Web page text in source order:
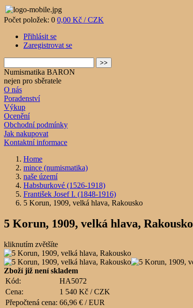
Počet položek: 0 0,00 Kč / CZK
Přihlásit se
Zaregistrovat se
Numismatika BARON
nejen pro sběratele
O nás
Poradenství
Výkup
Ocenění
Obchodní podmínky
Jak nakupovat
Kontaktní informace
Home
mince (numismatika)
naše území
Habsburkové (1526-1918)
František Josef I. (1848-1916)
5 Korun, 1909, velká hlava, Rakousko
5 Korun, 1909, velká hlava, Rakousko
kliknutím zvětšíte
Zboží již není skladem
Kód:
HA5072
Cena:
1 540 Kč / CZK
Přepočtená cena: 66,96 € / EUR